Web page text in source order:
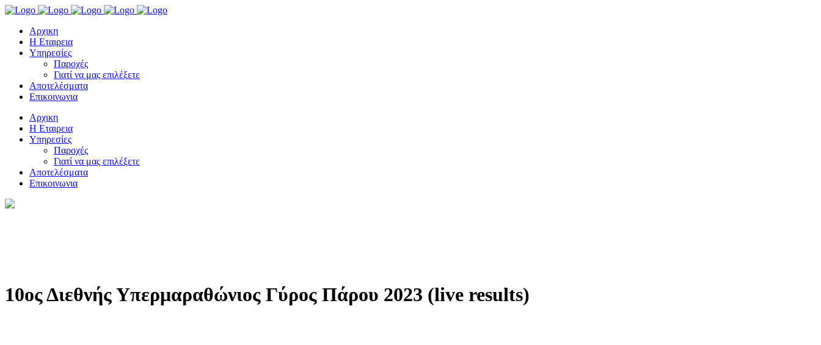
Αρχικη
Η Εταιρεια
Υπηρεσίες
Παροχές
Γιατί να μας επιλέξετε
Αποτελέσματα
Επικοινωνια
Αρχικη
Η Εταιρεια
Υπηρεσίες
Παροχές
Γιατί να μας επιλέξετε
Αποτελέσματα
Επικοινωνια
10ος Διεθνής Υπερμαραθώνιος Γύρος Πάρου 2023 (live results)